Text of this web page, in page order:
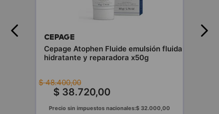
CEPAGE
Cepage Atophen Fluide emulsión fluida
hidratante y reparadora x50g
$ 48.400,00
$ 38.720,00
Precio sin impuestos nacionales:$ 32.000,00